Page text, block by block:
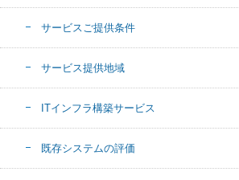
サービスご提供条件
サービス提供地域
ITインフラ構築サービス
既存システムの評価